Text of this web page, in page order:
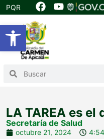
Abrir barra
PQR
LA TAREA es el
Secretaría de Salud
octubre 21, 2024